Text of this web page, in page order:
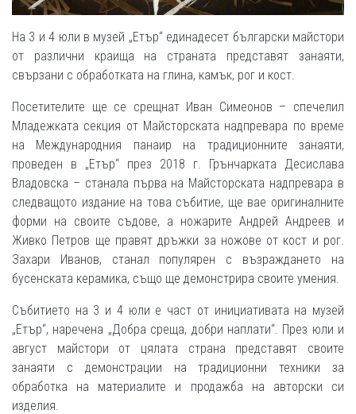
На 3 и 4 юли в музей „Етър“ единадесет български майстори
от различни краища на страната представят занаяти,
свързани с обработката на глина, камък, рог и кост.
Посетителите ще се срещнат Иван Симеонов – спечелил
Младежката секция от Майсторската надпревара по време
на Международния панаир на традиционните занаяти,
проведен в „Етър“ през 2018 г. Грънчарката Десислава
Владовска – станала първа на Майсторската надпревара в
следващото издание на това събитие, ще вае оригиналните
форми на своите съдове, а ножарите Андрей Андреев и
Живко Петров ще правят дръжки за ножове от кост и рог.
Захари Иванов, станал популярен с възраждането на
бусенската керамика, също ще демонстрира своите умения.
Събитието на 3 и 4 юли е част от инициативата на музей
„Етър“, наречена „Добра среща, добри наплати“. През юли и
август майстори от цялата страна представят своите
занаяти с демонстрации на традиционни техники за
обработка на материалите и продажба на авторски си
изделия.